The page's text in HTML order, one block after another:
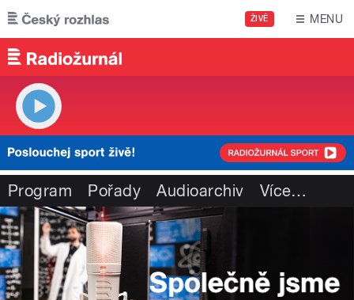
Přejít k hlavnímu obsahu
ŽIVĚ MENU
Program Pořady Audioarchiv Více…